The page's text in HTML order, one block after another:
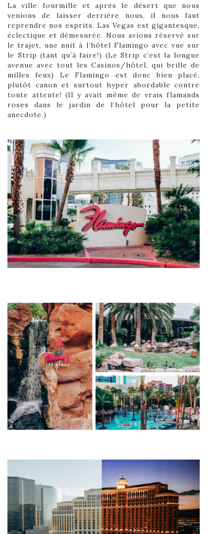
La ville fourmille et après le désert que nous
venions de laisser derrière nous, il nous faut
reprendre nos esprits. Las Vegas est gigantesque,
éclectique et démesurée. Nous avions réservé sur
le trajet, une nuit à l’hôtel Flamingo avec vue sur
le Strip (tant qu’à faire!) (Le Strip c’est la longue
avenue avec tout les Casinos/hôtel, qui brille de
milles feux) Le Flamingo est donc bien placé,
plutôt canon et surtout hyper abordable contre
toute attente! (Il y avait même de vrais flamands
roses dans le jardin de l’hôtel pour la petite
anecdote.)